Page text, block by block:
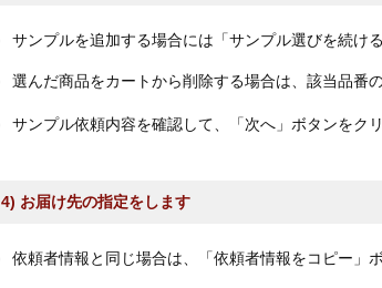
サンプルを追加する場合には「サンプル選びを続け
選んだ商品をカートから削除する場合は、該当品番
サンプル依頼内容を確認して、「次へ」ボタンをク
4) お届け先の指定をします
依頼者情報と同じ場合は、「依頼者情報をコピー」